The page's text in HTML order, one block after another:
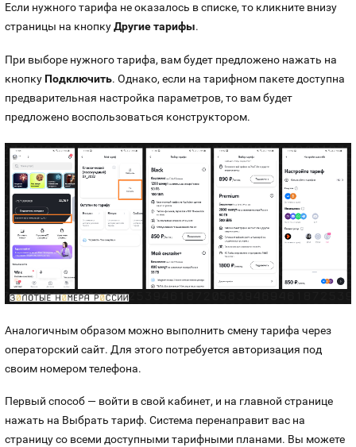
Если нужного тарифа не оказалось в списке, то кликните внизу
страницы на кнопкуДругие тарифы.
При выборе нужного тарифа, вам будет предложено нажать на
кнопку Подключить. Однако, если на тарифном пакете доступна
предварительная настройка параметров, то вам будет
предложено воспользоваться конструктором.
Аналогичным образом можно выполнить смену тарифа через
операторский сайт. Для этого потребуется авторизация под
своим номером телефона.
Первый способ — войти в свой кабинет, и на главной странице
нажать на Выбрать тариф. Система перенаправит вас на
страницу со всеми доступными тарифными планами. Вы можете